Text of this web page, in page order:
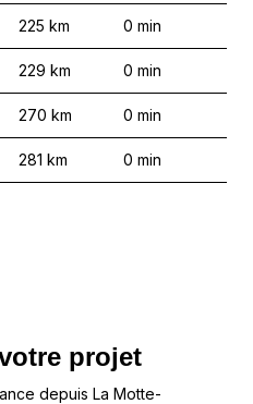
225 km 0 min
229 km 0 min
270 km 0 min
281 km 0 min
projet
depuis La Motte-